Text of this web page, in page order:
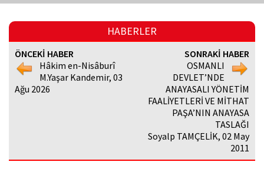
HABERLER
ÖNCEKİ HABER
Hâkim en-Nisâburî
M.Yaşar Kandemir, 03
Ağu 2026
SONRAKİ HABER
OSMANLI
DEVLET’NDE
ANAYASALI YÖNETİM
FAALİYETLERİ VE MİTHAT
PAŞA’NIN ANAYASA
TASLAĞI
Soyalp TAMÇELİK, 02 May
2011